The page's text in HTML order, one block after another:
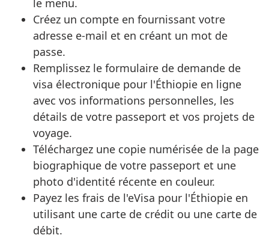
le menu.
Créez un compte en fournissant votre
adresse e-mail et en créant un mot de
passe.
Remplissez le formulaire de demande de
visa électronique pour l'Éthiopie en ligne
avec vos informations personnelles, les
détails de votre passeport et vos projets de
voyage.
Téléchargez une copie numérisée de la page
biographique de votre passeport et une
photo d'identité récente en couleur.
Payez les frais de l'eVisa pour l'Éthiopie en
utilisant une carte de crédit ou une carte de
débit.